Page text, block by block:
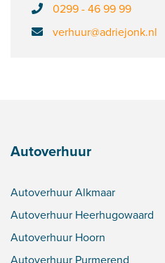
0299 - 46 99 99
verhuur@adriejonk.nl
Autoverhuur
Autoverhuur Alkmaar
Autoverhuur Heerhugowaard
Autoverhuur Hoorn